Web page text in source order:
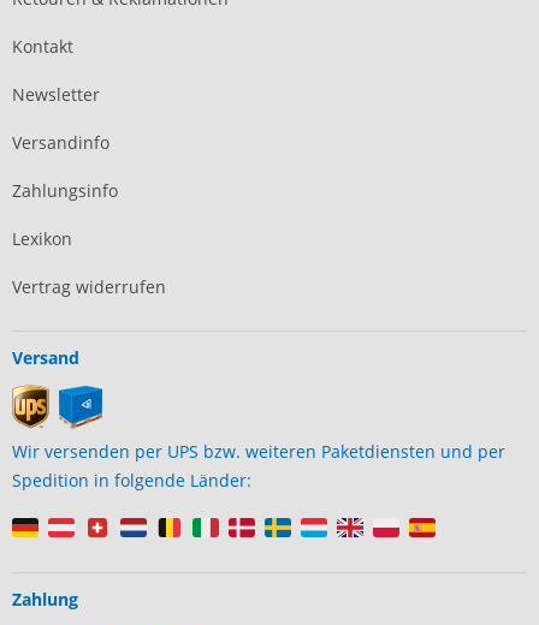
Kontakt
Newsletter
Versandinfo
Zahlungsinfo
Lexikon
Vertrag widerrufen
Versand
Wir versenden per UPS bzw. weiteren Paketdiensten und per
Spedition in folgende Länder:
Zahlung